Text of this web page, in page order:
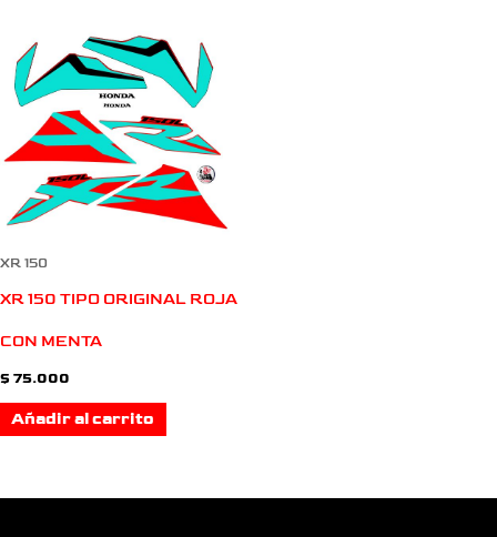
XR 150
XR 150 TIPO ORIGINAL ROJA
CON MENTA
$ 75.000
Añadir al carrito